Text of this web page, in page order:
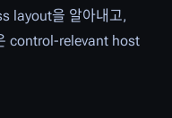
layout을 알아내고,
control-relevant host